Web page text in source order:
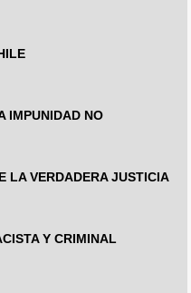
IMPUNIDAD NO
LA VERDADERA JUSTICIA
Y CRIMINAL